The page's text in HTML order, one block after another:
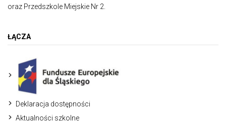
oraz Przedszkole Miejskie Nr 2.
ŁĄCZA
Deklaracja dostępności
Aktualności szkolne